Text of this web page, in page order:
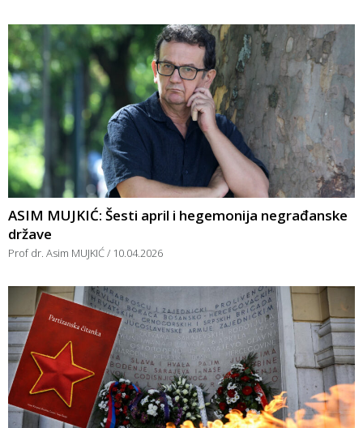
ASIM MUJKIĆ: Šesti april i hegemonija negrađanske
države
Prof dr. Asim MUJKIĆ 10.04.2026